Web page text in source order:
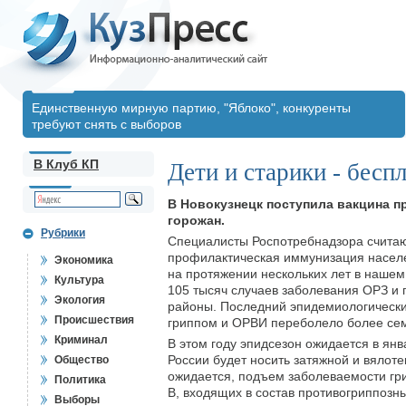
Единственную мирную партию, "Яблоко", конкуренты
требуют снять с выборов
В Клуб КП
Рубрики
Экономика
Культура
Экология
Происшествия
Криминал
Общество
Политика
Выборы
Дети и старики -
В Новокузнецк поступила вакцина
горожан.
Специалисты Роспотребнадзора
профилактическая иммунизация
на протяжении нескольких лет в
105 тысяч случаев заболевания ОРЗ и
районы. Последний
гриппом и ОРВИ переболело более
В этом году эпидсезон ожидается в
России будет носить затяжной и
ожидается, подъем заболеваемости
В, входящих в состав